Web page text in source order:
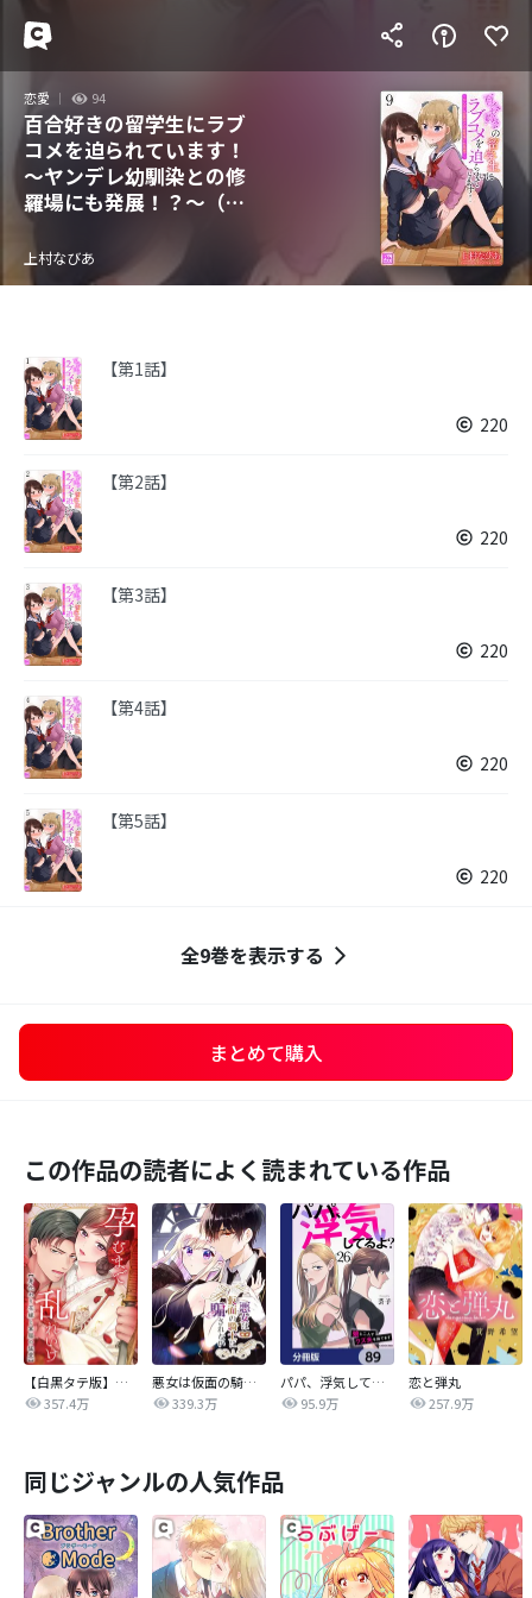
恋愛 94
百合好きの留学生にラブ
コメを迫られています！
～ヤンデレ幼馴染との修
羅場にも発展！？～（分
冊版）
上村なびあ
【第1話】
220
【第2話】
220
【第3話】
220
【第4話】
220
【第5話】
220
全9巻を表示する
まとめて購入
この作品の読者によく読まれている作品
【白黒タテ版】孕むまで乱れいけ～身代わり花嫁と軍服の猛愛
357.4万
悪女は仮面の騎士に騙されない
339.3万
パパ、浮気してるよ？娘と二人でクズ夫を捨てます【分冊版】
95.9万
恋と弾丸
257.9万
同じジャンルの人気作品